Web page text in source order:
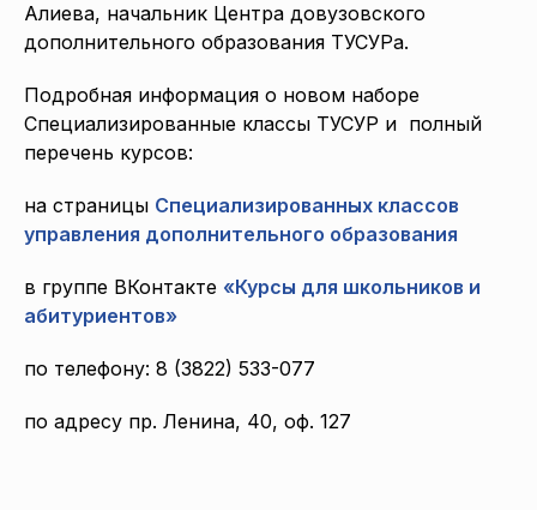
Алиева, начальник Центра довузовского
дополнительного образования ТУСУРа.
Подробная информация о новом наборе
Специализированные классы ТУСУР и полный
перечень курсов:
на страницы Специализированных классов
управления дополнительного образования
в группе ВКонтакте «Курсы для школьников и
абитуриентов»
по телефону: 8 (3822) 533-077
по адресу пр. Ленина, 40, оф. 127